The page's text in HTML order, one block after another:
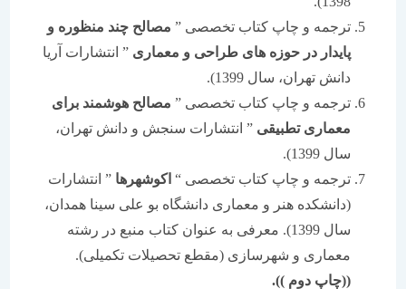
ترجمه و چاپ کتاب تخصصی ”مصالح چند منظوره و
پایدار در حوزه های طراحی و معماری” انتشارات آریا
دانش تهران، سال 1399).
ترجمه و چاپ کتاب تخصصی ”مصالح هوشمند برای
معماری تطبیقی” انتشارات سنجش و دانش تهران،
ترجمه و چاپ کتاب تخصصی “اکوشهرها” انتشارات
(دانشکده هنر و معماری دانشگاه بو علی سینا همدان،
سال 1399). معرفی به عنوان کتاب منبع در رشته
معماری و شهرسازی (مقطع تحصیلات تکمیلی).
((چاپ دوم )).